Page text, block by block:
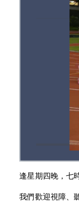
逢星期四晚，七
我們歡迎視障、